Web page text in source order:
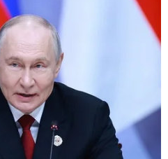
ở Qom, miền Bắc Iran. (Ảnh:
TTXVN)
RFI, khi Tổng thống Mỹ
ngoại giao để khôi
năm 2015 giữa Iran